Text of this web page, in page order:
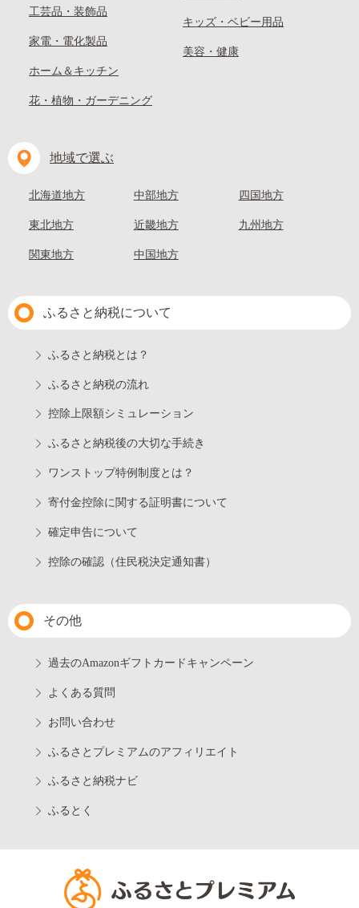
工芸品・装飾品
家電・電化製品
ホーム＆キッチン
花・植物・ガーデニング
キッズ・ベビー用品
美容・健康
地域で選ぶ
北海道地方
東北地方
関東地方
中部地方
近畿地方
中国地方
四国地方
九州地方
ふるさと納税について
ふるさと納税とは？
ふるさと納税の流れ
控除上限額シミュレーション
ふるさと納税後の大切な手続き
ワンストップ特例制度とは？
寄付金控除に関する証明書について
確定申告について
控除の確認（住民税決定通知書）
その他
過去のAmazonギフトカードキャンペーン
よくある質問
お問い合わせ
ふるさとプレミアムのアフィリエイト
ふるさと納税ナビ
ふるとく